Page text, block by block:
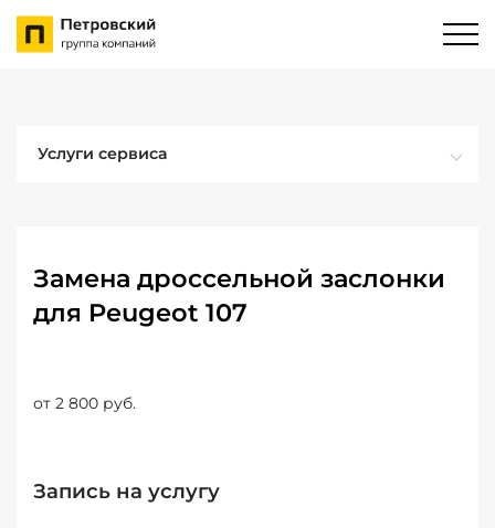
Услуги сервиса
Замена дроссельной заслонки
для Peugeot 107
от 2 800 руб.
Запись на услугу